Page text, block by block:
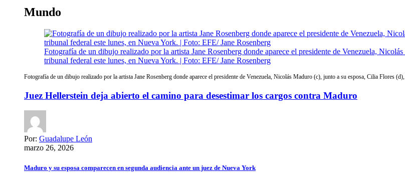
Mundo
Fotografía de un dibujo realizado por la artista Jane Rosenberg donde aparece el presidente de Venezuela,
tribunal federal este lunes, en Nueva York. | Foto: EFE/ Jane Rosenberg
Fotografía de un dibujo realizado por la artista Jane Rosenberg donde aparece el presidente de Venezuela, Nicolás Maduro (c), junto a su esposa, Cilia Flores
Juez Hellerstein deja abierto el camino para desestimar los cargos contra Maduro
Por: Guadalupe León
marzo 26, 2026
Maduro y su esposa comparecen en segunda audiencia ante un juez de Nueva York